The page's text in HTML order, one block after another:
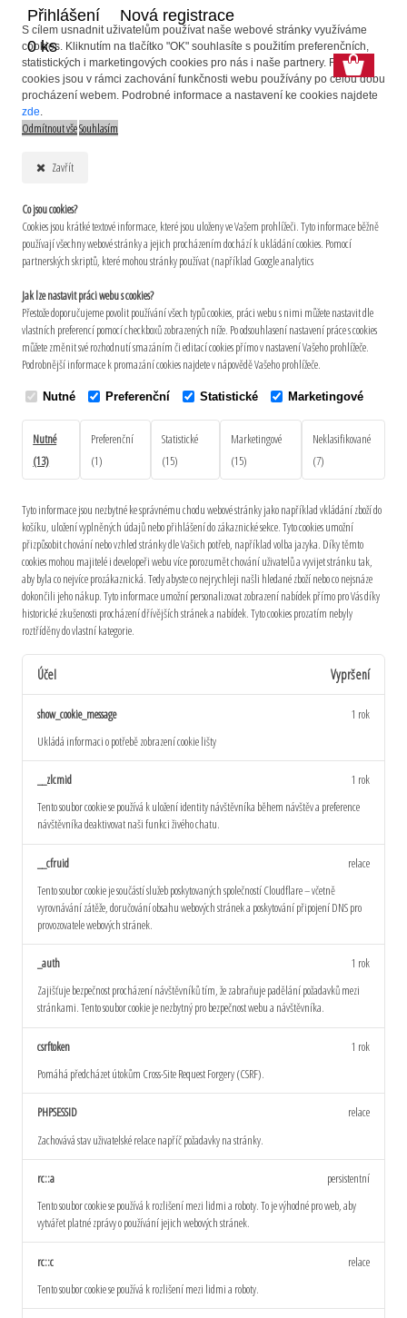
S cílem usnadnit uživatelům používat naše webové stránky využíváme
cookies. Kliknutím na tlačítko "OK" souhlasíte s použitím preferenčních,
statistických i marketingových cookies pro nás i naše partnery. Funkční
cookies jsou v rámci zachování funkčnosti webu používány po celou dobu
procházení webem. Podrobné informace a nastavení ke cookies najdete
zde.
Odmítnout všeSouhlasím
Zavřít
Co jsou cookies?
Cookies jsou krátké textové informace, které jsou uloženy ve Vašem prohlížeči. Tyto informace běžně
používají všechny webové stránky a jejich procházením dochází k ukládání cookies. Pomocí
partnerských skriptů, které mohou stránky používat (například Google analytics
Jak lze nastavit práci webu s cookies?
Přestože doporučujeme povolit používání všech typů cookies, práci webu s nimi můžete nastavit dle
vlastních preferencí pomocí checkboxů zobrazených níže. Po odsouhlasení nastavení práce s cookies
můžete změnit své rozhodnutí smazáním či editací cookies přímo v nastavení Vašeho prohlížeče.
Podrobnější informace k promazání cookies najdete v nápovědě Vašeho prohlížeče.
Nutné Preferenční Statistické Marketingové
Nutné
(13)
Preferenční
(1)
Statistické
(15)
Marketingové
(15)
Neklasifikované
(7)
Tyto informace jsou nezbytné ke správnému chodu webové stránky jako například vkládání zboží do
košíku, uložení vyplněných údajů nebo přihlášení do zákaznické sekce.Tyto cookies umožní
přizpůsobit chování nebo vzhled stránky dle Vašich potřeb, například volba jazyka. Díky těmto
cookies mohou majitelé i developeři webu více porozumět chování uživatelů a vyvijet stránku tak,
aby byla co nejvíce prozákaznická. Tedy abyste co nejrychleji našli hledané zboží nebo co nejsnáze
dokončili jeho nákup.Tyto informace umožní personalizovat zobrazení nabídek přímo pro Vás díky
historické zkušenosti procházení dřívějších stránek a nabídek.Tyto cookies prozatím nebyly
roztříděny do vlastní kategorie.
Účel Vypršení
show_cookie_message
Ukládá informaci o potřebě zobrazení cookie lišty
1 rok
__zlcmid
Tento soubor cookie se používá k uložení identity návštěvníka během návštěv a preference
návštěvníka deaktivovat naši funkci živého chatu.
1 rok
__cfruid
Tento soubor cookie je součástí služeb poskytovaných společností Cloudflare – včetně
vyrovnávání zátěže, doručování obsahu webových stránek a poskytování připojení DNS pro
provozovatele webových stránek.
relace
_auth
Zajišťuje bezpečnost procházení návštěvníků tím, že zabraňuje padělání požadavků mezi
stránkami. Tento soubor cookie je nezbytný pro bezpečnost webu a návštěvníka.
1 rok
csrftoken
Pomáhá předcházet útokům Cross-Site Request Forgery (CSRF).
1 rok
PHPSESSID
Zachovává stav uživatelské relace napříč požadavky na stránky.
relace
rc::a
Tento soubor cookie se používá k rozlišení mezi lidmi a roboty. To je výhodné pro web, aby
vytvářet platné zprávy o používání jejich webových stránek.
persistentní
rc::c
Tento soubor cookie se používá k rozlišení mezi lidmi a roboty.
relace
Přihlášení
Nová registrace
0 ks